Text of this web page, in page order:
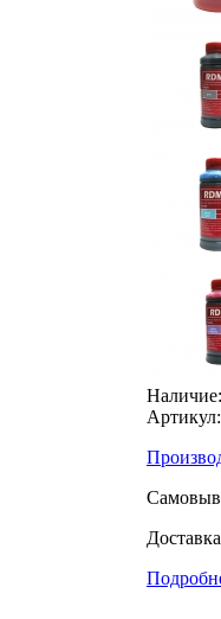
Наличие:
Артикул: